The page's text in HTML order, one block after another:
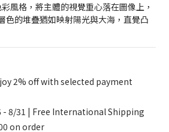
風格，將主體的視覺重心落在圖像上，
色的堆疊猶如映射陽光與大海，直覺凸
2% off with selected payment
- 8/31 | Free International Shipping
on order